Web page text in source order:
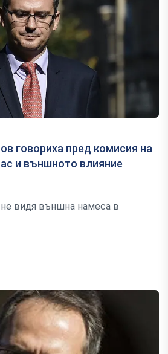
говориха пред комисия на
и външното влияние
видя външна намеса в